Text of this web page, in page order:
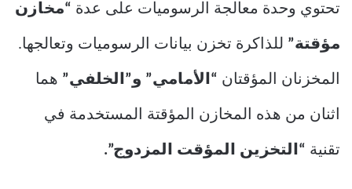
تحتوي وحدة معالجة الرسوميات على عدة “مخازن
مؤقتة” للذاكرة تخزن بيانات الرسوميات وتعالجها.
المخزنان المؤقتان “الأمامي” و”الخلفي” هما
اثنان من هذه المخازن المؤقتة المستخدمة في
تقنية “التخزين المؤقت المزدوج”.